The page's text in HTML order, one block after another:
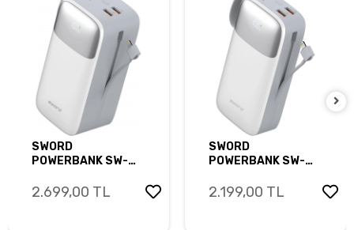
SWORD
POWERBANK SW-
ŞARJ KABLOLU
2.699,00 TL
SWORD
POWERBANK SW-
ŞARJ KABLOLU
2.199,00 TL